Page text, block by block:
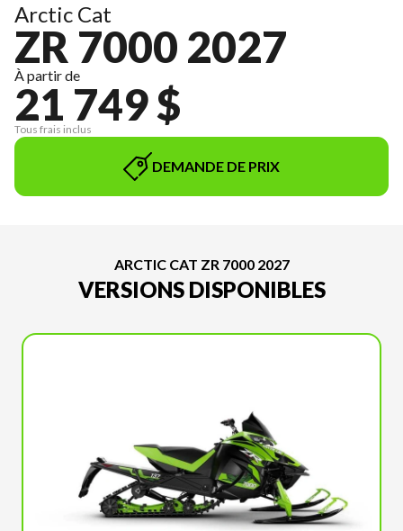
Arctic Cat
ZR 7000 2027
À partir de
21 749 $
Tous frais inclus
DEMANDE DE PRIX
ARCTIC CAT ZR 7000 2027
VERSIONS DISPONIBLES